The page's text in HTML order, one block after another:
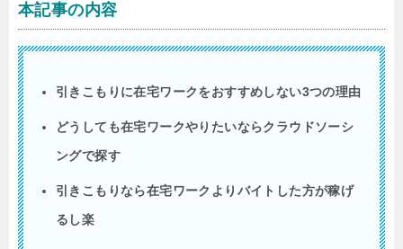
本記事の内容
引きこもりに在宅ワークをおすすめしない3つの理由
どうしても在宅ワークやりたいならクラウドソーシ
ングで探す
引きこもりなら在宅ワークよりバイトした方が稼げ
るし楽